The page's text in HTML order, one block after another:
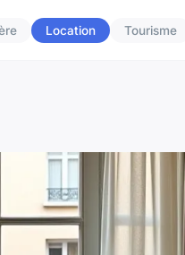
Location Tourisme